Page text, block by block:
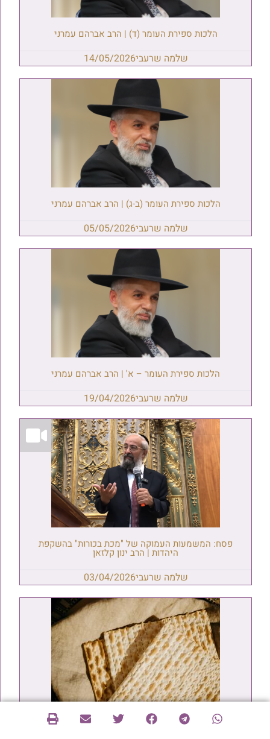
הלכות ספירת העומר (ד) | הרב אברהם עמרני
שלמה שרעבי14/05/2026
הלכות ספירת העומר (ב-ג) | הרב אברהם עמרני
שלמה שרעבי05/05/2026
הלכות ספירת העומר – א' | הרב אברהם עמרני
שלמה שרעבי19/04/2026
פסח: המשמעות העמוקה של "מכת בכורות" בהשקפת
היהדות | הרב ינון קלזאן
שלמה שרעבי03/04/2026
אכילת 'שניצל' בערב פסח, כמה 'כזיתים' אוכלים בליל